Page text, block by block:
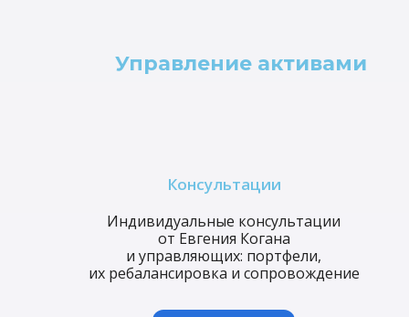
Управление активами
Консультации
Индивидуальные консультации
от Евгения Когана
и управляющих: портфели,
их ребалансировка и сопровождение